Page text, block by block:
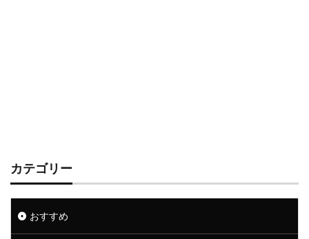
カテゴリー
おすすめ